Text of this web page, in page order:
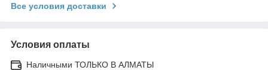
Все условия доставки
Условия оплаты
Наличными ТОЛЬКО В АЛМАТЫ